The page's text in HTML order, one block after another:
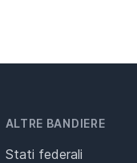
ALTRE BANDIERE
Stati federali